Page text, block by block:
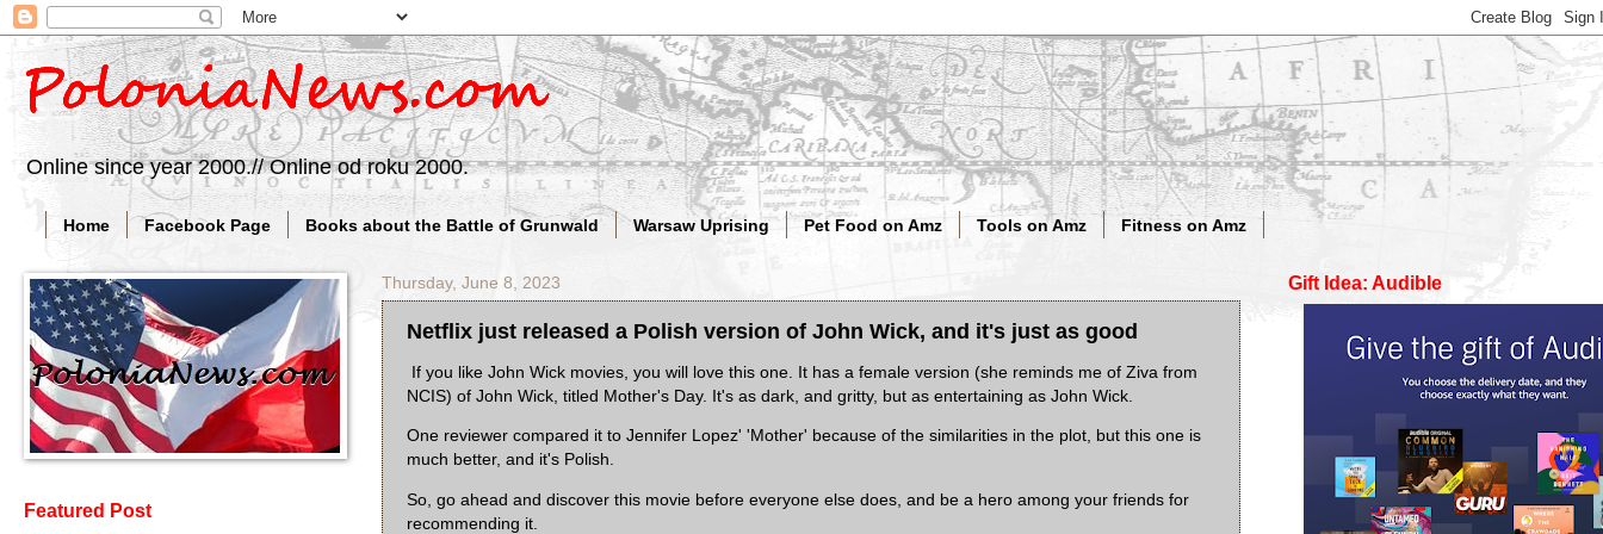
Online since year 2000.// Online od roku 2000.
Home Facebook Page Books about the Battle of Grunwald Warsaw Uprising Pet Food on Amz Tools on Amz Fitness on Amz
Thursday, June 8, 2023
Netflix just released a Polish version of John Wick, and it's just as good
If you like John Wick movies, you will love this one. It has a female version (she reminds me of Ziva from
NCIS) of John Wick, titled Mother's Day. It's as dark, and gritty, but as entertaining as John Wick.
One reviewer compared it to Jennifer Lopez' 'Mother' because of the similarities in the plot, but this one is
much better, and it's Polish.
So, go ahead and discover this movie before everyone else does, and be a hero among your friends for
recommending it.
Featured Post
Gift Idea: Audible